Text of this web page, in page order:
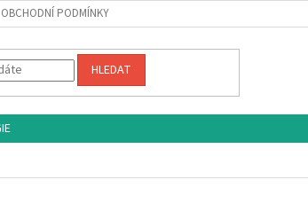
OBCHODNÍ PODMÍNKY
HLEDAT